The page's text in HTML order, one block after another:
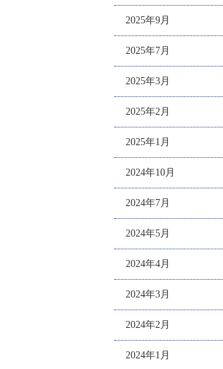
2025年9月
2025年7月
2025年3月
2025年2月
2025年1月
2024年10月
2024年7月
2024年5月
2024年4月
2024年3月
2024年2月
2024年1月